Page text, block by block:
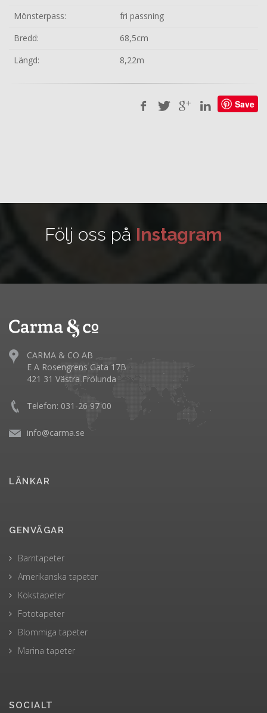
Mönsterpass:
fri passning
Bredd:
68,5cm
Längd:
8,22m
Save
Följ oss på Instagram
CARMA & CO AB
E A Rosengrens Gata 17B
421 31 Västra Frölunda
Telefon: 031-26 97 00
info@carma.se
LÄNKAR
GENVÄGAR
Barntapeter
Amerikanska tapeter
Kökstapeter
Fototapeter
Blommiga tapeter
Marina tapeter
SOCIALT